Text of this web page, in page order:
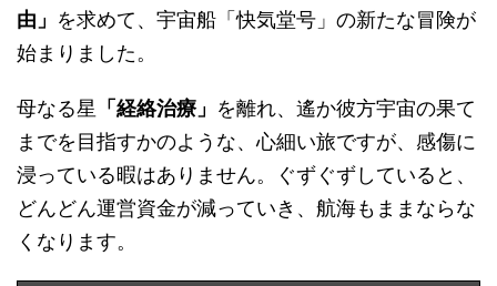
由」 を求めて、宇宙船「快気堂号」の新たな冒険が
始まりました。
母なる星 「経絡治療」 を離れ、遙か彼方宇宙の果て
までを目指すかのような、心細い旅ですが、感傷に
浸っている暇はありません。ぐずぐずしていると、
どんどん運営資金が減っていき、航海もままならな
くなります。